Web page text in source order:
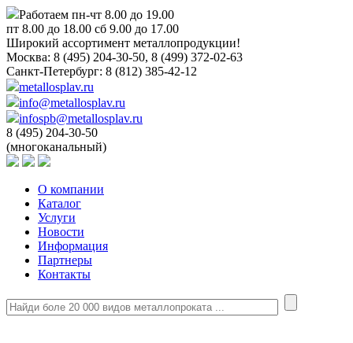
Работаем пн-чт 8.00 до 19.00
пт 8.00 до 18.00 сб 9.00 до 17.00
Широкий ассортимент металлопродукции!
Москва: 8 (495) 204-30-50, 8 (499) 372-02-63
Санкт-Петербург: 8 (812) 385-42-12
metallosplav.ru
info@metallosplav.ru
infospb@metallosplav.ru
8 (495) 204-30-50
(многоканальный)
О компании
Каталог
Услуги
Новости
Информация
Партнеры
Контакты